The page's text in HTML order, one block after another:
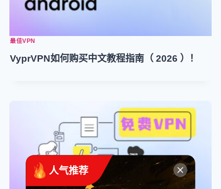
最佳VPN
VyprVPN如何购买中文教程指南（ 2026 ）！
人气推荐